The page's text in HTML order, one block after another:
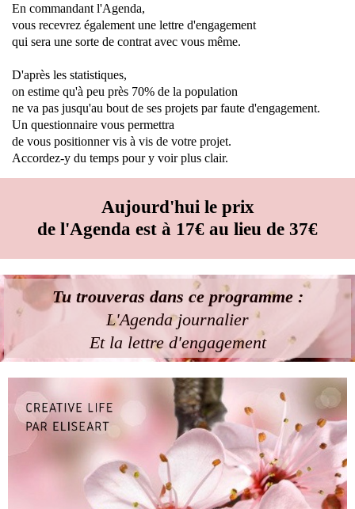
En commandant l'Agenda,
vous recevrez également une lettre d'engagement
qui sera une sorte de contrat avec vous même.
D'après les statistiques,
on estime qu'à peu près 70% de la population
ne va pas jusqu'au bout de ses projets par faute d'engagement.
Un questionnaire vous permettra
de vous positionner vis à vis de votre projet.
Accordez-y du temps pour y voir plus clair.
Aujourd'hui le prix
de l'Agenda est à 17€ au lieu de 37€
Tu trouveras dans ce programme :
L'Agenda journalier
Et la lettre d'engagement